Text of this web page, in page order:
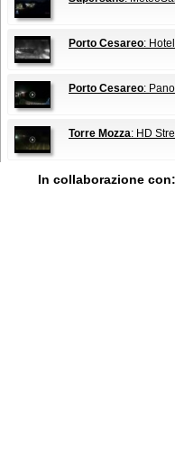
Porto Cesareo:
Porto Cesareo:
Torre Mozza: HD
In collaborazione con: